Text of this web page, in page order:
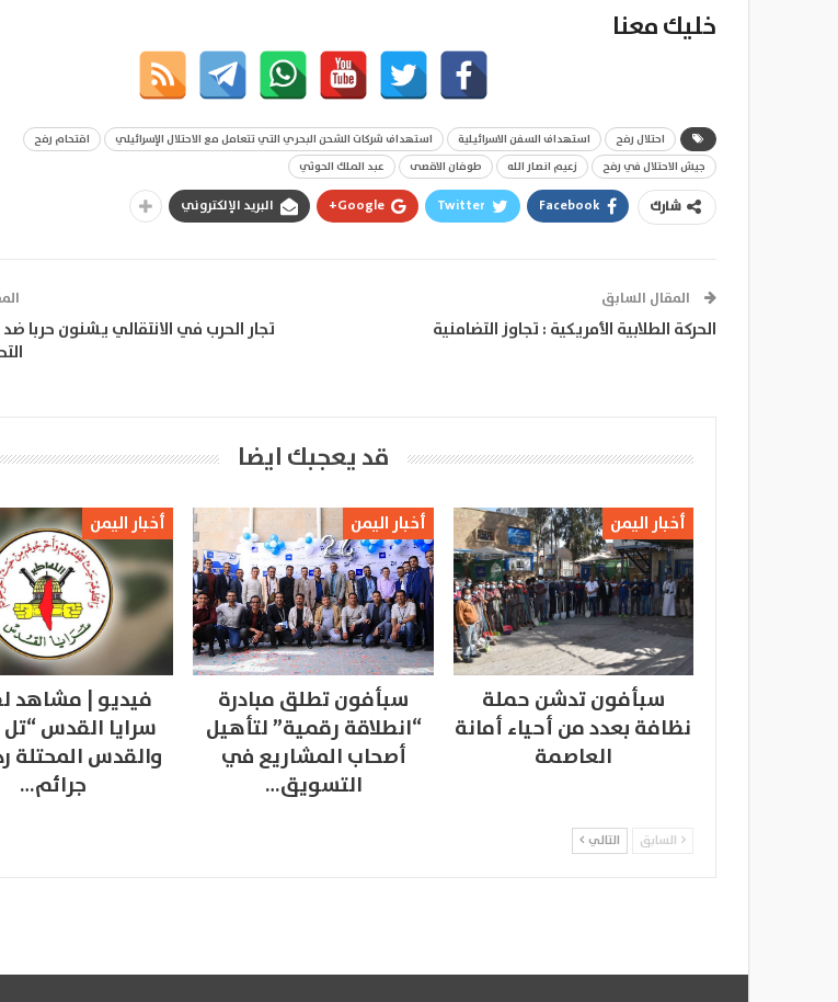
خليك معنا
احتلال رفح استهداف السفن الاسرائيلية استهداف شركات الشحن البحري التي تتعامل مع الاحتلال الإسرائيلي
اقتحام رفح
جيش الاحتلال في رفح
زعيم انصار الله طوفان الاقصى عبد الملك الحوثي
شارك Facebook
Twitter
Google+ البريد الإلكتروني
المقال السابق
الحركة الطلابية الأمريكية : تجاوز التضامنية
تجار الحرب في الانتقالي يشنون حربا
قد يعجبك ايضا
أخبار اليمن
سبأفون تدشن حملة
نظافة بعدد من أحياء أمانة
العاصمة
أخبار اليمن
سبأفون تطلق مبادرة
“انطلاقة رقمية” لتأهيل
أصحاب المشاريع في
التسويق…
أخبار اليمن
فيديو | مشاهد
سرايا القدس “تل
والقدس المحتلة
جرائم…
السابق التالي